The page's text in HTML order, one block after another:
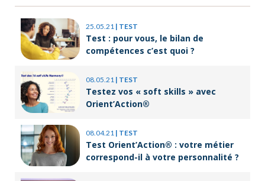
25.05.21 | TEST
Test : pour vous, le bilan de
compétences c’est quoi ?
08.05.21 | TEST
Testez vos « soft skills » avec
Orient’Action®
08.04.21 | TEST
Test Orient’Action® : votre métier
correspond-il à votre personnalité ?